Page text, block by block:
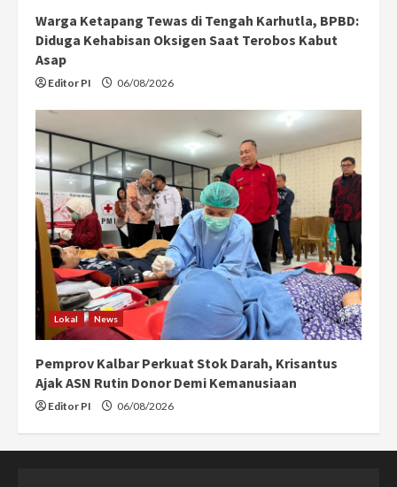
Warga Ketapang Tewas di Tengah Karhutla, BPBD:
Diduga Kehabisan Oksigen Saat Terobos Kabut
Asap
Editor PI 06/08/2026
Lokal News
Pemprov Kalbar Perkuat Stok Darah, Krisantus
Ajak ASN Rutin Donor Demi Kemanusiaan
Editor PI 06/08/2026